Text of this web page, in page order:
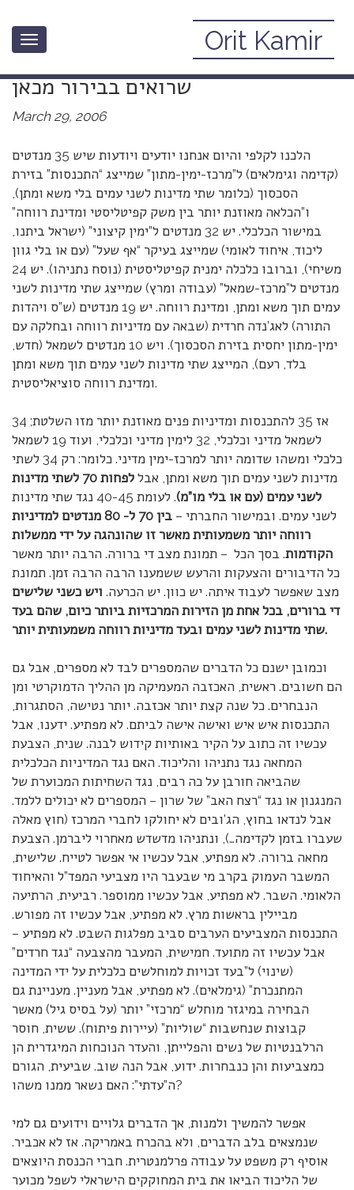
Toggle
Orit Kamir
תוצאות הבחירות במבט מחו”ל: דברים
שרואים בבירור מכאן
March 29, 2006
הלכנו לקלפי והיום אנחנו יודעים ויודעות שיש 35 מנדטים
(קדימה וגימלאים) ל”מרכז-ימין-מתון” שמייצג “התכנסות” בזירת
הסכסוך (כלומר שתי מדינות לשני עמים בלי משא ומתן),
ו”הכלאה מאוזנת יותר בין משק קפיטליסטי ומדינת רווחה”
במישור הכלכלי. יש 32 מנדטים ל”ימין קיצוני” (ישראל ביתנו,
ליכוד, איחוד לאומי) שמייצג בעיקר “אף שעל” (עם או בלי גוון
משיחי), וברובו כלכלה ימנית קפיטליסטית (נוסח נתניהו). יש 24
מנדטים ל”מרכז-שמאל” (עבודה ומרץ) שמייצג שתי מדינות לשני
עמים תוך משא ומתן, ומדינת רווחה. יש 19 מנדטים (ש”ס ויהדות
התורה) לאג’נדה חרדית (שבאה עם מדיניות רווחה ובחלקה עם
ימין-מתון יחסית בזירת הסכסוך). ויש 10 מנדטים לשמאל (חדש,
בלד, רעם), המייצג שתי מדינות לשני עמים תוך משא ומתן
ומדינת רווחה סוציאליסטית.
אז 35 להתכנסות ומדיניות פנים מאוזנת יותר מזו השלטת; 34
לשמאל מדיני וכלכלי, 32 לימין מדיני וכלכלי, ועוד 19 לשמאל
כלכלי ומשהו שדומה יותר למרכז-ימין מדיני. כלומר: רק 34 לשתי
מדינות לשני עמים תוך משא ומתן, אבל
לפחות 70 לשתי מדינות
לשני עמים (עם או בלי מו”מ)
. לעומת 40-45 נגד שתי מדינות
לשני עמים. ובמישור החברתי –
בין 70 ל- 80 מנדטים למדיניות
רווחה יותר משמעותית מאשר זו שהונהגה על ידי ממשלות
הקודמות. בסך הכל – תמונת מצב די ברורה. הרבה יותר מאשר
כל הדיבורים והצעקות והרעש ששמענו הרבה הרבה זמן. תמונת
מצב שאפשר לעבוד איתה. יש כוון. יש הכרעה. ויש כשני שלישים
די ברורים, בכל אחת מן הזירות המרכזיות ביותר כיום, שהם בעד
שתי מדינות לשני עמים ובעד מדיניות רווחה משמעותית יותר.
וכמובן ישנם כל הדברים שהמספרים לבד לא מספרים, אבל גם
הם חשובים. ראשית, האכזבה המעמיקה מן ההליך הדמוקרטי ומן
הנבחרים. כל שנה קצת יותר אכזבה. יותר נטישה, הסתגרות,
התכנסות איש איש ואישה אישה לביתם. לא מפתיע. ידענו, אבל
עכשיו זה כתוב על הקיר באותיות קידוש לבנה. שנית, הצבעת
המחאה נגד נתניהו והליכוד. האם נגד המדיניות הכלכלית
שהביאה חורבן על כה רבים, נגד השחיתות המכוערת של
המנגנון או נגד “רצח האב” של שרון – המספרים לא יכולים ללמד.
אבל לנדאו בחוץ, הג’ובים לא יחולקו לחברי המרכז (חוץ מאלה
שעברו בזמן לקדימה…), ונתניהו מדשדש מאחרוי ליברמן. הצבעת
מחאה ברורה. לא מפתיע, אבל עכשיו אי אפשר לטייח. שלישית,
המשבר העמוק בקרב מי שבעבר היו מצביעי המפד”ל והאיחוד
הלאומי. השבר. לא מפתיע, אבל עכשיו ממוספר. רביעית, הרתיעה
מביילין בראשות מרץ. לא מפתיע, אבל עכשיו זה מפורש.
התכנסות המצביעים הערבים סביב מפלגות השבט. לא מפתיע –
אבל עכשיו זה מתועד. חמישית, המעבר מהצבעה “נגד חרדים”
(שינוי) ל”בעד זכויות למוחלשים כלכלית על ידי המדינה
המתנכרת” (גימלאים). לא מפתיע, אבל מעניין. מעניינת גם
הבחירה במיגזר מוחלש “מרכזי” יותר (על בסיס גיל) מאשר
קבוצות שנחשבות “שוליות” (עיירות פיתוח). ששית, חוסר
הרלבנטיות של נשים והפלייתן, והעדר הנוכחות המיגדרית הן
כמצביעות והן כנבחרות. ידוע, אבל הנה שוב. שביעית, הגורם
ה”עדתי”: האם נשאר ממנו משהו?
אפשר להמשיך ולמנות, אך הדברים גלויים וידועים גם למי
שנמצאים בלב הדברים, ולא בהכרח באמריקה. אז לא אכביר.
אוסיף רק משפט על עבודה פרלמנטרית. חברי הכנסת היוצאים
של הליכוד הביאו את בית המחוקקים הישראלי לשפל מכוער